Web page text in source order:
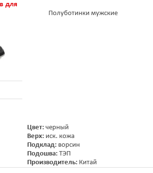
для
Полуботинки мужские
Цвет: черный
Верх: иск. кожа
Подклад: ворсин
Подошва: ТЭП
Производитель: Китай